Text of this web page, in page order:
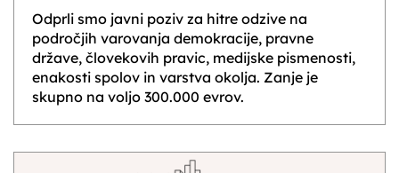
Odprli smo javni poziv za hitre odzive na
področjih varovanja demokracije, pravne
države, človekovih pravic, medijske pismenosti,
enakosti spolov in varstva okolja. Zanje je
skupno na voljo 300.000 evrov.